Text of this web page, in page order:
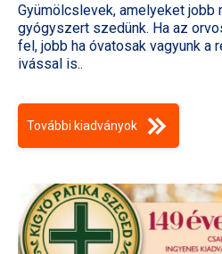
Gyümölcslevek, amelyeket jobb
gyógyszert szedünk. Ha az
fel, jobb ha óvatosak vagyunk a
ivással is..
További kiadványok